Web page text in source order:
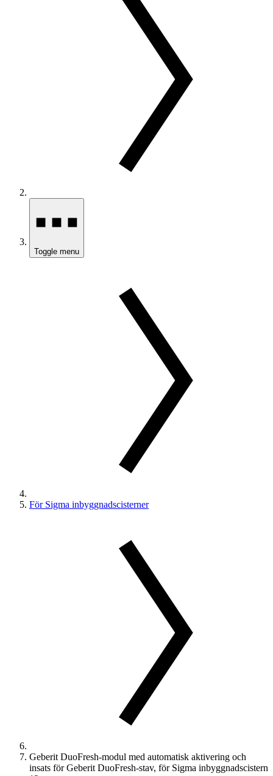
Toggle menu
För Sigma inbyggnadscisterner
Geberit DuoFresh-modul med automatisk aktivering och
insats för Geberit DuoFresh-stav, för Sigma inbyggnadscistern